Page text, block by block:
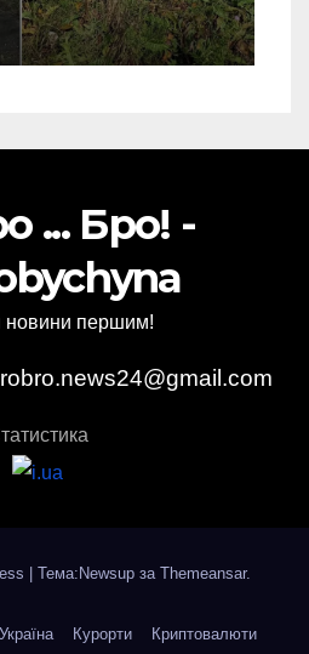
(Фото)
... Бро! -
новини першим!
| Тема:Newsup за Themeansar.
Україна Курорти Криптовалюти